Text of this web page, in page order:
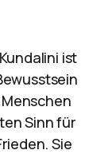
ist
Sinn für
Sie